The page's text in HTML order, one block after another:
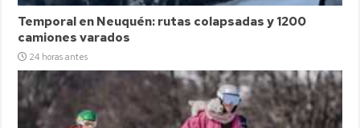
Temporal en Neuquén: rutas colapsadas y 1200
camiones varados
24 horas antes